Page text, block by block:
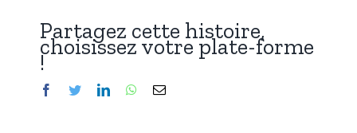
Partagez cette histoire,
choisissez votre plate-forme
!
Facebook
TwitterLinkedInWhatsApp
Email